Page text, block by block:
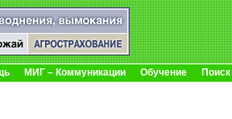
МИГ – Коммуникации Обучение Поиск